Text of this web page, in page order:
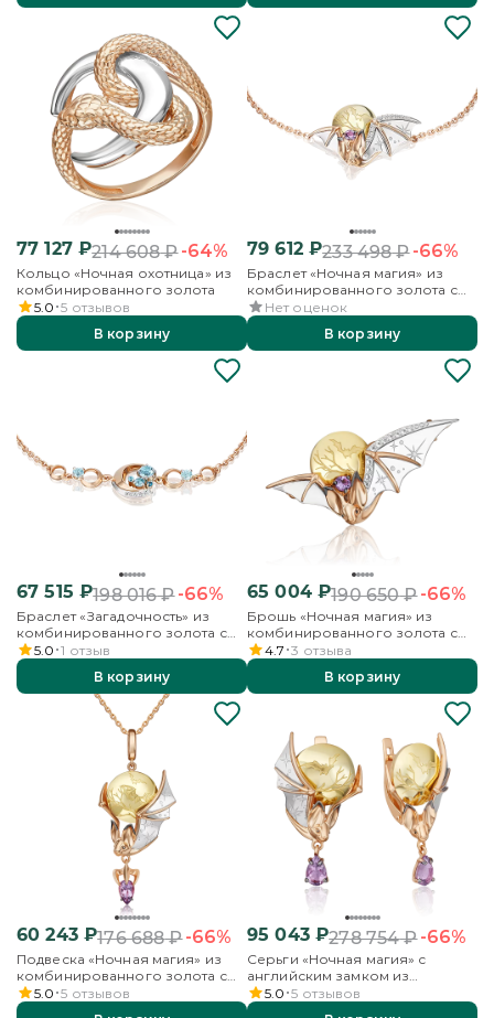
77 127₽214 608₽-64%
Кольцо «Ночная охотница» из
комбинированного золота
5.0 5 отзывов
В корзину
79 612₽233 498₽-66%
Браслет «Ночная магия» из
комбинированного золота с
аметистом и бесцветными
топазами
Нет оценок
В корзину
67 515 ₽198 016₽-66%
Браслет «Загадочность» из
комбинированного золота с
топазами и бесцветными
топазами
5.0 1 отзыв
В корзину
65 004₽190 650₽-66%
Брошь «Ночная магия» из
комбинированного золота с
аметистом и бесцветными
топазами
4.7 3 отзыва
В корзину
60 243₽176 688₽-66%
Подвеска «Ночная магия» из
комбинированного золота с
аметистом
5.0 5 отзывов
95 043₽278 754₽-66%
Серьги «Ночная магия» с
английским замком из
комбинированного золота с
аметистом
5.0 5 отзывов